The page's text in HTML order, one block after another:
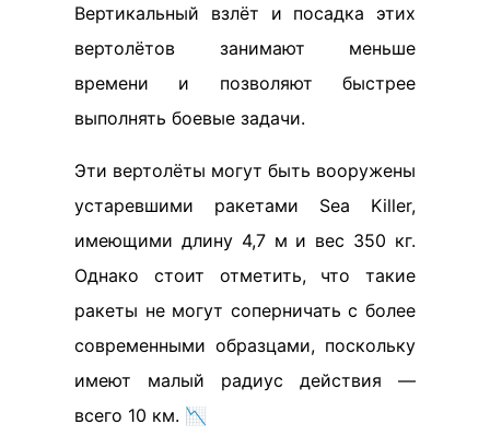
Вертикальный взлёт и посадка этих
вертолётов занимают меньше
времени и позволяют быстрее
выполнять боевые задачи.
Эти вертолёты могут быть вооружены
устаревшими ракетами Sea Killer,
имеющими длину 4,7 м и вес 350 кг.
Однако стоит отметить, что такие
ракеты не могут соперничать с более
современными образцами, поскольку
имеют малый радиус действия —
всего 10 км. 📉